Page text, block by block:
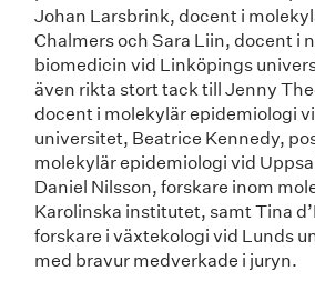
Johan Larsbrink, docent i
Chalmers och Sara Liin, docent i
biomedicin vid Linköpings
även rikta stort tack till Jenny
docent i molekylär epidemiologi
universitet, Beatrice Kennedy,
molekylär epidemiologi vid
Daniel Nilsson, forskare inom
Karolinska institutet, samt Tina
forskare i växtekologi vid Lunds
med bravur medverkade i juryn.